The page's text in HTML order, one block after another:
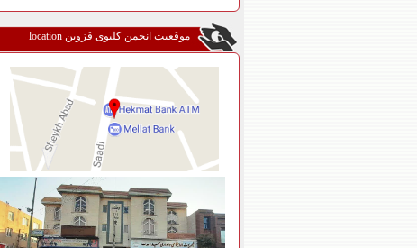
موقعیت انجمن کلیوی قزوین location